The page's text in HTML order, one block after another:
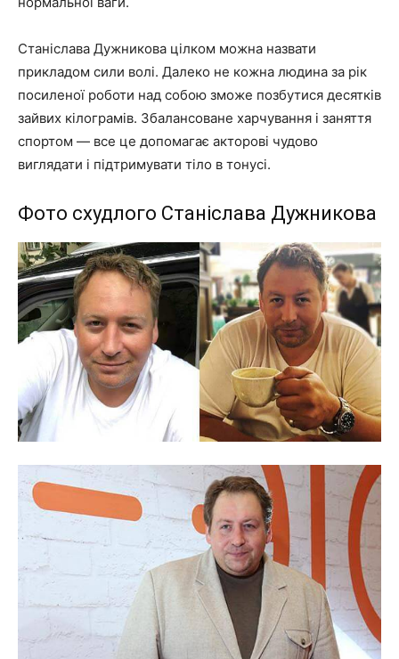
Станіслава Дужникова цілком можна назвати
прикладом сили волі. Далеко не кожна людина за рік
посиленої роботи над собою зможе позбутися десятків
зайвих кілограмів. Збалансоване харчування і заняття
спортом — все це допомагає акторові чудово
виглядати і підтримувати тіло в тонусі.
Фото схудлого Станіслава Дужникова